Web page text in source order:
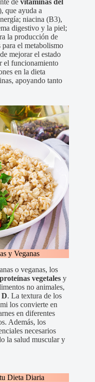
de vitaminas del
que ayuda a
niacina (B3),
digestivo y la piel;
la producción de
el metabolismo
mejorar el estado
el funcionamiento
en la dieta
apoyando tanto
y Veganas
o veganas, los
proteínas vegetales y
no animales,
D. La textura de los
los convierte en
en diferentes
Además, los
necesarios
la salud muscular y
Dieta Diaria